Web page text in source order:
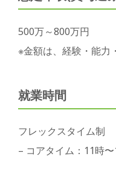
500万～800万円
※金額は、経験・能力
就業時間
フレックスタイム制
– コアタイム：11時